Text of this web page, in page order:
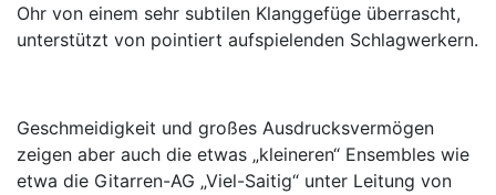
Ohr von einem sehr subtilen Klanggefüge überrascht,
unterstützt von pointiert aufspielenden Schlagwerkern.
Geschmeidigkeit und großes Ausdrucksvermögen
zeigen aber auch die etwas „kleineren“ Ensembles wie
etwa die Gitarren-AG „Viel-Saitig“ unter Leitung von